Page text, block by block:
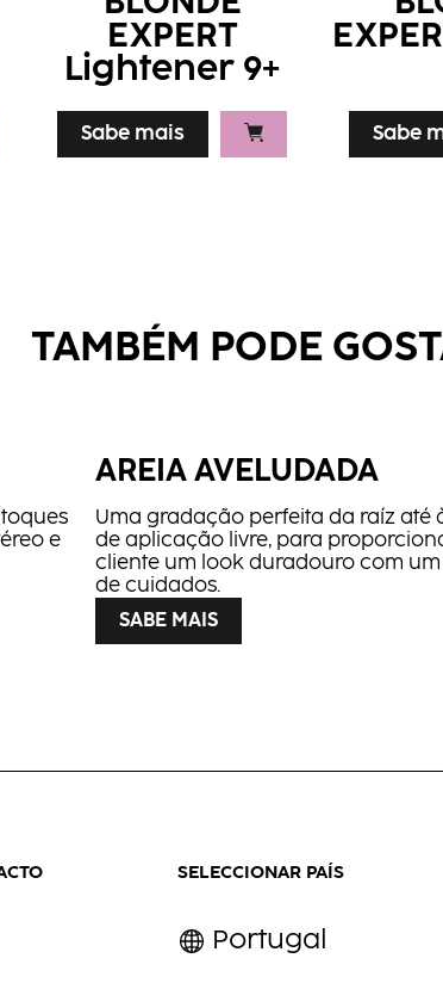
EXPERT
Lightener 9+
Sabe mais Sabe
TAMBÉM PODE
e
AREIA AVELUDADA
Uma gradação perfeita da raíz até
de aplicação livre, para
cliente um look duradouro com
de cuidados.
SABE MAIS
e
SELECCIONAR PAÍS
Portugal